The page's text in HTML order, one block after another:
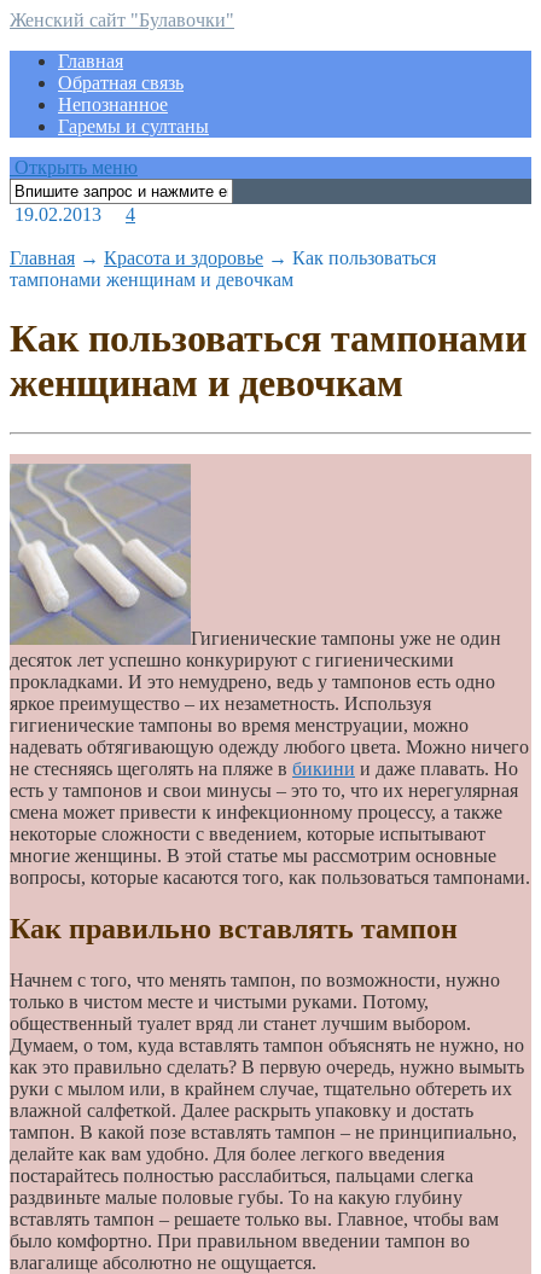
Женский сайт "Булавочки"
Главная
Обратная связь
Непознанное
Гаремы и султаны
Открыть меню
19.02.2013 4
Главная → Красота и здоровье → Как пользоваться
тампонами женщинам и девочкам
Как пользоваться тампонами
женщинам и девочкам
Гигиенические тампоны уже не один
десяток лет успешно конкурируют с гигиеническими
прокладками. И это немудрено, ведь у тампонов есть одно
яркое преимущество – их незаметность. Используя
гигиенические тампоны во время менструации, можно
надевать обтягивающую одежду любого цвета. Можно ничего
не стесняясь щеголять на пляже в бикини и даже плавать. Но
есть у тампонов и свои минусы – это то, что их нерегулярная
смена может привести к инфекционному процессу, а также
некоторые сложности с введением, которые испытывают
многие женщины. В этой статье мы рассмотрим основные
вопросы, которые касаются того, как пользоваться тампонами.
Как правильно вставлять тампон
Начнем с того, что менять тампон, по возможности, нужно
только в чистом месте и чистыми руками. Потому,
общественный туалет вряд ли станет лучшим выбором.
Думаем, о том, куда вставлять тампон объяснять не нужно, но
как это правильно сделать? В первую очередь, нужно вымыть
руки с мылом или, в крайнем случае, тщательно обтереть их
влажной салфеткой. Далее раскрыть упаковку и достать
тампон. В какой позе вставлять тампон – не принципиально,
делайте как вам удобно. Для более легкого введения
постарайтесь полностью расслабиться, пальцами слегка
раздвиньте малые половые губы. То на какую глубину
вставлять тампон – решаете только вы. Главное, чтобы вам
было комфортно. При правильном введении тампон во
влагалище абсолютно не ощущается.